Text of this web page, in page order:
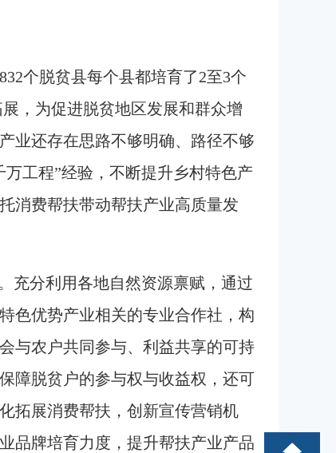
个脱贫县每个县都培育了2至3个
，为促进脱贫地区发展和群众增
业还存在思路不够明确、路径不够
工程”经验，不断提升乡村特色产
消费帮扶带动帮扶产业高质量发
充分利用各地自然资源禀赋，通过
色优势产业相关的专业合作社，构
与农户共同参与、利益共享的可持
障脱贫户的参与权与收益权，还可
拓展消费帮扶，创新宣传营销机
品牌培育力度，提升帮扶产业产品